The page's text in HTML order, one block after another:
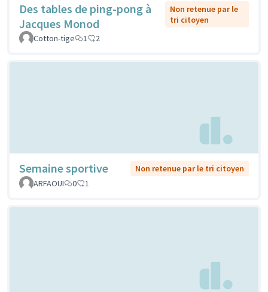
Des tables de ping-pong à
Jacques Monod
Non retenue par le
tri citoyen
Cotton-tige
1 2
Semaine sportive
Non retenue par le tri citoyen
ARFAOUI
0 1